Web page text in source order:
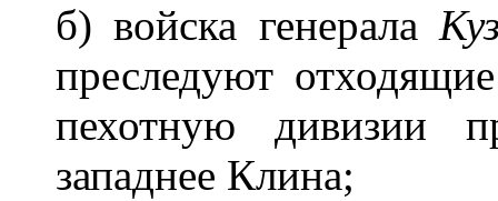
б) войска генерала
преследуют
пехотную дивизии
западнее Клина;